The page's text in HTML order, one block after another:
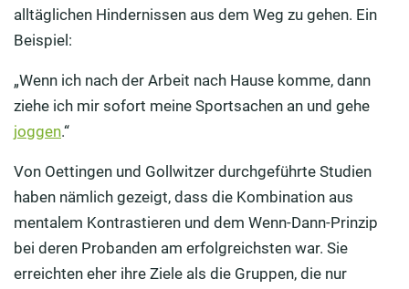
alltäglichen Hindernissen aus dem Weg zu gehen. Ein
Beispiel:
„Wenn ich nach der Arbeit nach Hause komme, dann
ziehe ich mir sofort meine Sportsachen an und gehe
joggen.“
Von Oettingen und Gollwitzer durchgeführte Studien
haben nämlich gezeigt, dass die Kombination aus
mentalem Kontrastieren und dem Wenn-Dann-Prinzip
bei deren Probanden am erfolgreichsten war. Sie
erreichten eher ihre Ziele als die Gruppen, die nur